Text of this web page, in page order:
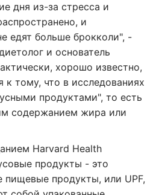
дня из-за стресса и
и
едят больше брокколи", -
и основатель
хорошо известно,
тому, что в исследованиях
продуктами", то есть
содержанием жира или
Harvard Health
продукты - это
пищевые продукты, или UPF,